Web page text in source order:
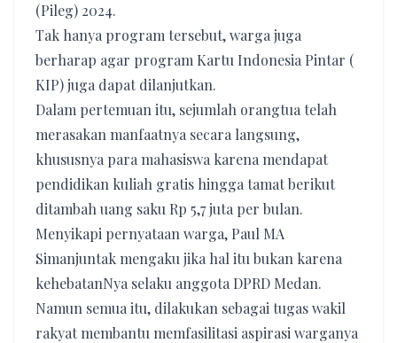
(Pileg) 2024.
Tak hanya program tersebut, warga juga
berharap agar program Kartu Indonesia Pintar (
KIP) juga dapat dilanjutkan.
Dalam pertemuan itu, sejumlah orangtua telah
merasakan manfaatnya secara langsung,
khususnya para mahasiswa karena mendapat
pendidikan kuliah gratis hingga tamat berikut
ditambah uang saku Rp 5,7 juta per bulan.
Menyikapi pernyataan warga, Paul MA
Simanjuntak mengaku jika hal itu bukan karena
kehebatanNya selaku anggota DPRD Medan.
Namun semua itu, dilakukan sebagai tugas wakil
rakyat membantu memfasilitasi aspirasi warganya